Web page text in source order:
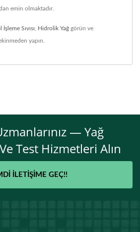
emin olmaktadır.
İşleme Sıvısı Hidrolik Yağ görün ve
yapın.
— Yağ
Test Hizmetleri Alın
İLETIŞIME GEÇ!!